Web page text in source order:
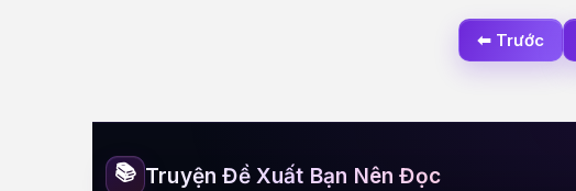
⬅ Trước
📚 Truyện Đề Xuất Bạn Nên Đọc
Biểu Muội! Nàng Thật